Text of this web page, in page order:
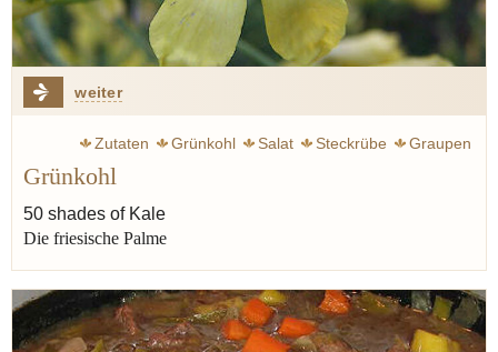
weiter
Zutaten Grünkohl Salat Steckrübe
Graupen
Grünkohl
50 shades of Kale
Die friesische Palme